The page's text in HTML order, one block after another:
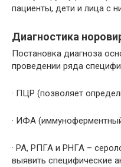
пациенты, дети и лица с
Диагностика
Постановка диагноза
проведении ряда
· ПЦР (позволяет
· ИФА
· РА, РПГА и РНГА –
выявить специфические